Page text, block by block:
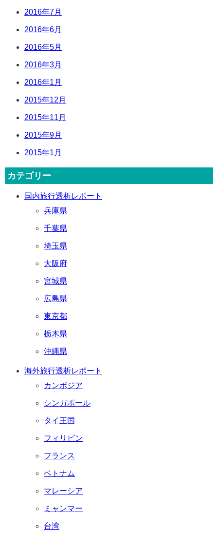
2016年7月
2016年6月
2016年5月
2016年3月
2016年1月
2015年12月
2015年11月
2015年9月
2015年1月
カテゴリー
国内旅行透析レポート
兵庫県
千葉県
埼玉県
大阪府
宮城県
広島県
東京都
栃木県
沖縄県
海外旅行透析レポート
カンボジア
シンガポール
タイ王国
フィリピン
フランス
ベトナム
マレーシア
ミャンマー
台湾